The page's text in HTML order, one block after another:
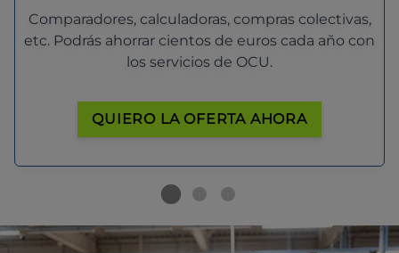
Comparadores, calculadoras, compras colectivas,
etc. Podrás ahorrar cientos de euros cada año con
los servicios de OCU.
QUIERO LA OFERTA AHORA